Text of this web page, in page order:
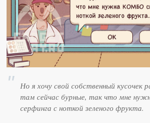
Но я хочу свой собственный кусочек
там сейчас бурные, так что мне
серфинга с ноткой зеленого фрукта.